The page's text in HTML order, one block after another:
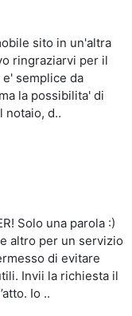
sito in un'altra
ringraziarvi per il
semplice da
la possibilita' di
notaio, d..
Solo una parola :)
altro per un servizio
di evitare
Invii la richiesta il
Io ..